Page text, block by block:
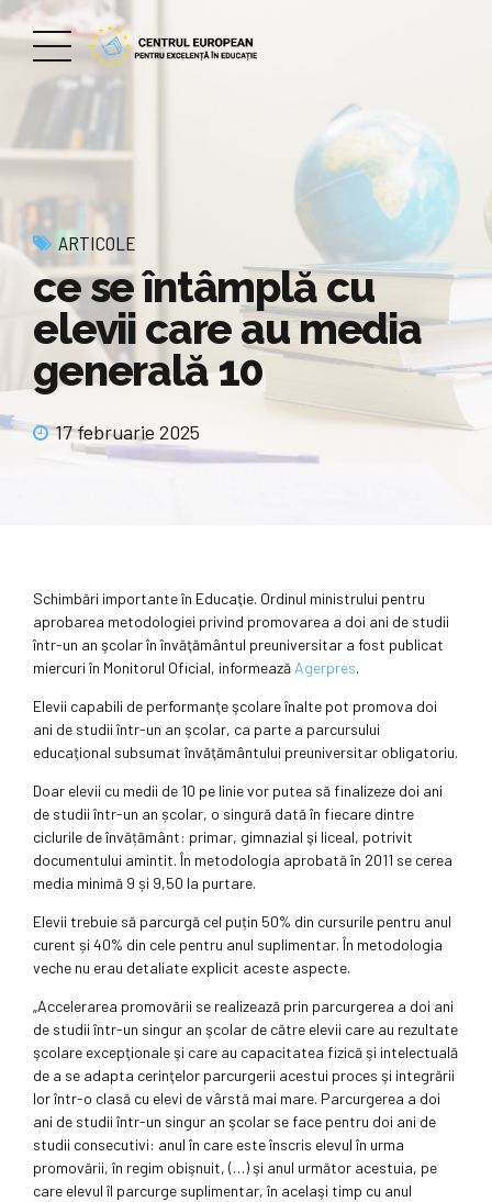
ARTICOLE
ce se întâmplă cu
elevii care au media
generală 10
17 februarie 2025
Schimbări importante în Educaţie. Ordinul ministrului pentru
aprobarea metodologiei privind promovarea a doi ani de studii
într-un an şcolar în învăţământul preuniversitar a fost publicat
miercuri în Monitorul Oficial, informează Agerpres.
Elevii capabili de performanţe şcolare înalte pot promova doi
ani de studii într-un an şcolar, ca parte a parcursului
educaţional subsumat învăţământului preuniversitar obligatoriu.
Doar elevii cu medii de 10 pe linie vor putea să finalizeze doi ani
de studii într-un an școlar, o singură dată în fiecare dintre
ciclurile de învățământ: primar, gimnazial şi liceal, potrivit
documentului amintit. În metodologia aprobată în 2011 se cerea
media minimă 9 și 9,50 la purtare.
Elevii trebuie să parcurgă cel puțin 50% din cursurile pentru anul
curent și 40% din cele pentru anul suplimentar. În metodologia
veche nu erau detaliate explicit aceste aspecte.
„Accelerarea promovării se realizează prin parcurgerea a doi ani
de studii într-un singur an şcolar de către elevii care au rezultate
şcolare excepţionale şi care au capacitatea fizică şi intelectuală
de a se adapta cerinţelor parcurgerii acestui proces şi integrării
lor într-o clasă cu elevi de vârstă mai mare. Parcurgerea a doi
ani de studii într-un singur an şcolar se face pentru doi ani de
studii consecutivi: anul în care este înscris elevul în urma
promovării, în regim obişnuit, (…) şi anul următor acestuia, pe
care elevul îl parcurge suplimentar, în acelaşi timp cu anul